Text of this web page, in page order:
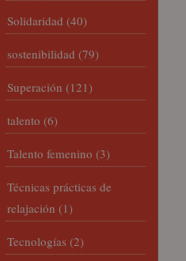
Solidaridad (40)
sostenibilidad (79)
Superación (121)
talento (6)
Talento femenino (3)
Técnicas prácticas de
relajación (1)
Tecnologías (2)